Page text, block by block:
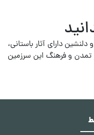
دارای آثار باستانی،
تمدن و فرهنگ این سرزمین
پرجمعیت ایران محسوب
را تجربه می‌کند.
و تحول است. قیمت آپارتمان
در شیراز بدانید را